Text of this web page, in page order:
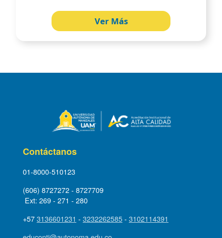
Ver Más
Contáctanos
01-8000-510123
(606) 8727272 - 8727709
Ext: 269 - 271 - 280
+573136601231 - 3232262585- 3102114391